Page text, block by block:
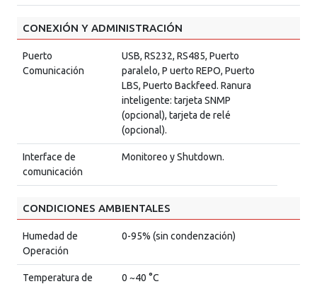
CONEXIÓN Y ADMINISTRACIÓN
Puerto
Comunicación
USB, RS232, RS485, Puerto
paralelo, P uerto REPO, Puerto
LBS, Puerto Backfeed. Ranura
inteligente: tarjeta SNMP
(opcional), tarjeta de relé
(opcional).
Interface de
comunicación
Monitoreo y Shutdown.
CONDICIONES AMBIENTALES
Humedad de
Operación
0-95% (sin condenzación)
Temperatura de
0 ~40 °C